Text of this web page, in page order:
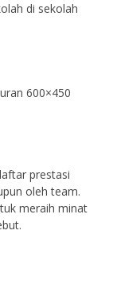
di sekolah
600×450
prestasi
oleh team.
meraih minat